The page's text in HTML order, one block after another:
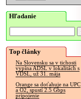
Hľadanie
Top články
Na Slovensku sa v tichosti
vypína ADSL v lokalitách s
VDSL, už 31. mája
Orange sa doťahuje na UPC
a O2, spustí 2.5 Gbps
pripojenie